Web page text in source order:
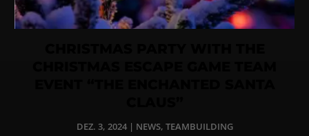
DEZ. 3, 2024| NEWS, TEAMBUILDING